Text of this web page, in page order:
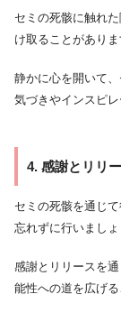
セミの死骸に触れた
け取ることがありま
静かに心を開いて
気づきやインスピ
4. 感謝とリリ
セミの死骸を通じ
忘れずに行いましょ
感謝とリリースを
能性への道を広げる